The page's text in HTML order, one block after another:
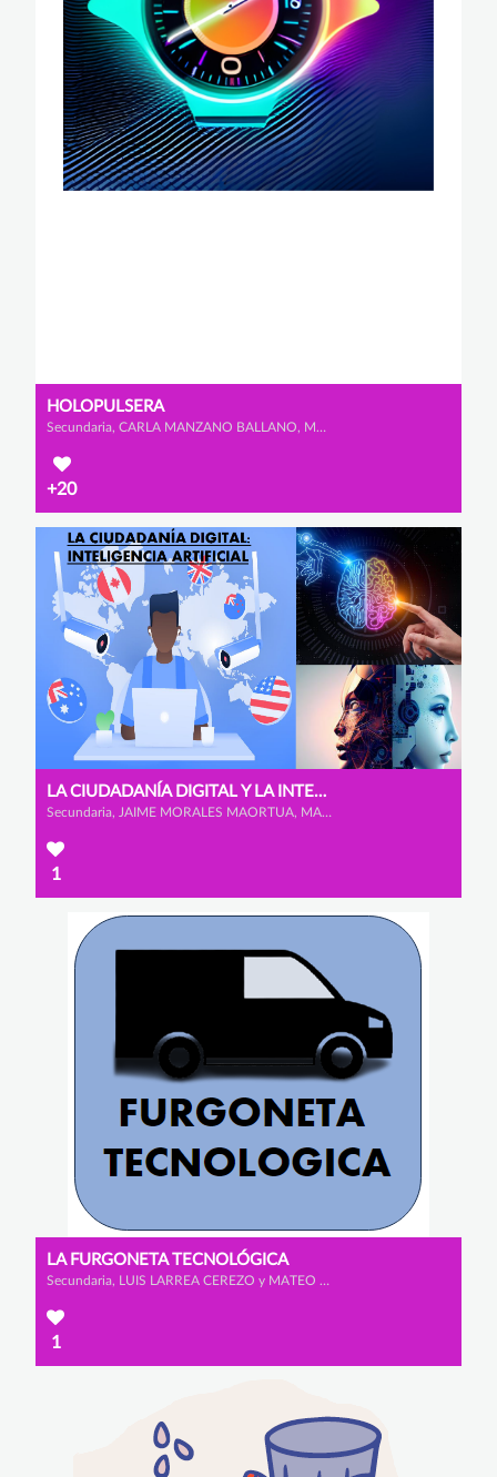
HOLOPULSERA
Secundaria, CARLA MANZANO BALLANO, MARÍA SERRANO LÓPEZ y IRENE DE BLAS VÁZQUEZ
+20
LA CIUDADANÍA DIGITAL Y LA INTELIGENCIA ARTIFICIAL
Secundaria, JAIME MORALES MAORTUA, MARIO MARCOS MATEOS y ÁLVARO GONZÁLEZ BENITO
1
LA FURGONETA TECNOLÓGICA
Secundaria, LUIS LARREA CEREZO y MATEO GONZÁLEZ RODRÍGUEZ
1